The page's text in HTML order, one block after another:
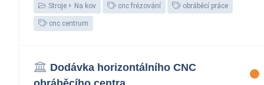
Stroje Na kov cnc frézování obráběcí práce
cnc centrum
Dodávka horizontálního CNC